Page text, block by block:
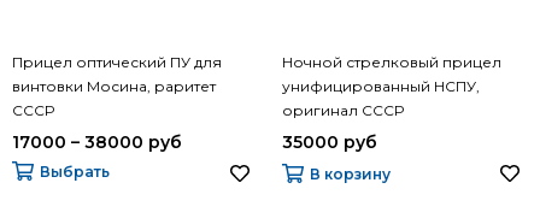
Прицел оптический ПУ для
винтовки Мосина, раритет
СССР
17000 – 38000 руб
Выбрать
Ночной стрелковый прицел
унифицированный НСПУ,
оригинал СССР
35000 руб
В корзину